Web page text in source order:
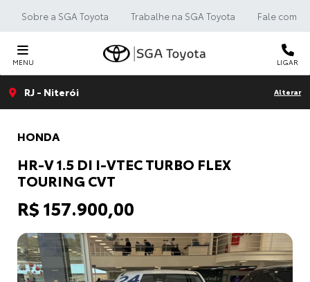
Sobre a SGA Toyota Trabalhe na SGA Toyota Fale com a
MENU LIGAR
RJ - Niterói Alterar
HONDA
HR-V 1.5 DI I-VTEC TURBO FLEX
TOURING CVT
R$ 157.900,00